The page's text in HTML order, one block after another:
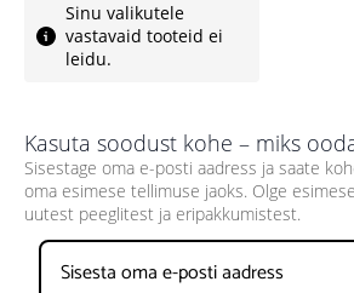
Sinu valikutele
vastavaid tooteid ei
leidu.
Kasuta soodust kohe – miks
Sisestage oma e-posti aadress ja saate
oma esimese tellimuse jaoks. Olge
uutest peeglitest ja eripakkumistest.